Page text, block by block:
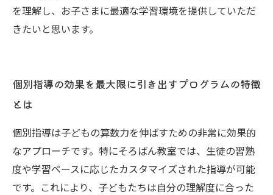
を理解し、お子さまに最適な学習環境を提供していただ
きたいと思います。
個別指導の効果を最大限に引き出すプログラムの特徴
とは
個別指導は子どもの算数力を伸ばすための非常に効果的
なアプローチです。特にそろばん教室では、生徒の習熟
度や学習ペースに応じたカスタマイズされた指導が可能
です。これにより、子どもたちは自分の理解度に合った